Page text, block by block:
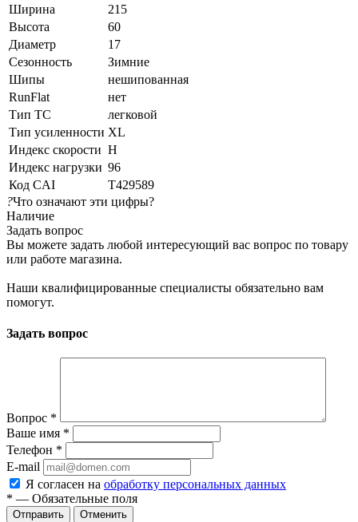
Ширина
215
Высота
60
Диаметр
17
Сезонность
Зимние
Шипы
нешипованная
RunFlat
нет
Тип ТС
легковой
Тип усиленности XL
Индекс скорости H
Индекс нагрузки 96
Код CAI
T429589
?Что означают эти цифры?
Наличие
Задать вопрос
Вы можете задать любой интересующий вас вопрос по товару
или работе магазина.
Наши квалифицированные специалисты обязательно вам
помогут.
Задать вопрос
Вопрос *
Ваше имя *
Телефон *
E-mail
Я согласен на обработку персональных данных
* — Обязательные поля
Отменить